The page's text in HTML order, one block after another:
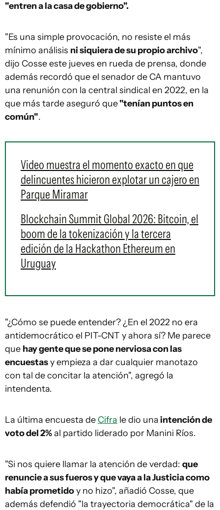
"entren a la casa de gobierno".
"Es una simple provocación, no resiste el más
mínimo análisis ni siquiera de su propio archivo",
dijo Cosse este jueves en rueda de prensa, donde
además recordó que el senador de CA mantuvo
una renunión con la central sindical en 2022, en la
que más tarde aseguró que"tenían puntos en
común".
Video muestra el momento exacto en que
delincuentes hicieron explotar un cajero en
Parque Miramar
Blockchain Summit Global 2026: Bitcoin, el
boom de la tokenización y la tercera
edición de la Hackathon Ethereum en
Uruguay
"¿Cómo se puede entender? ¿En el 2022 no era
antidemocrático el PIT-CNT y ahora sí? Me parece
que hay gente que se pone nerviosa con las
encuestasy empieza a dar cualquier manotazo
con tal de concitar la atención", agregó la
intendenta.
La última encuesta de Cifra le dio una intención de
voto del 2%al partido liderado por Manini Ríos.
"Si nos quiere llamar la atención de verdad: que
renuncie a sus fueros y que vaya a la Justicia como
había prometidoy no hizo", añadió Cosse, que
además defendió "la trayectoria democrática" de la